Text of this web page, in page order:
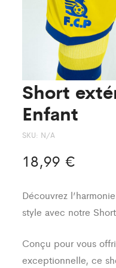
Short
Enfant
SKU: N/A
18,99 €
Découvrez
style avec notre
Conçu pour vous
exceptionnelle, ce